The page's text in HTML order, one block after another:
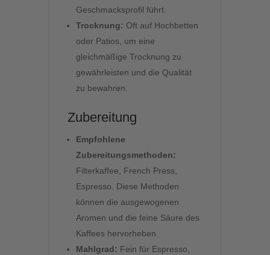
Geschmacksprofil führt.
Trocknung: Oft auf Hochbetten
oder Patios, um eine
gleichmäßige Trocknung zu
gewährleisten und die Qualität
zu bewahren.
Zubereitung
Empfohlene
Zubereitungsmethoden:
Filterkaffee, French Press,
Espresso. Diese Methoden
können die ausgewogenen
Aromen und die feine Säure des
Kaffees hervorheben.
Mahlgrad: Fein für Espresso,